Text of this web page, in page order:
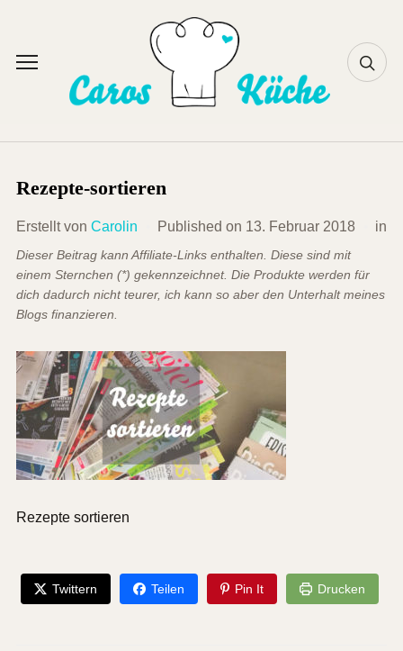
content
Toggle
Rezepte-sortieren
Erstellt von Carolin Published on 13. Februar 2018 in
Dieser Beitrag kann Affiliate-Links enthalten. Diese sind mit
einem Sternchen (*) gekennzeichnet. Die Produkte werden für
dich dadurch nicht teurer, ich kann so aber den Unterhalt meines
Blogs finanzieren.
Rezepte sortieren
Twittern Teilen Pin It Drucken